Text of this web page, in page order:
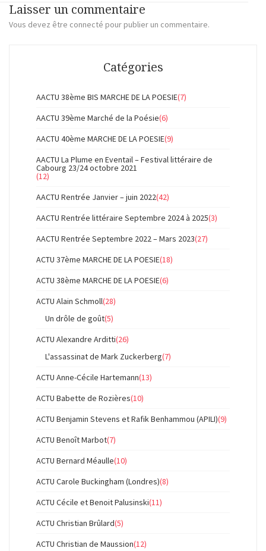
Laisser un commentaire
Vous devez être connecté pour publier un commentaire.
Catégories
AACTU 38ème BIS MARCHE DE LA POESIE(7)
AACTU 39ème Marché de la Poésie(6)
AACTU 40ème MARCHE DE LA POESIE(9)
AACTU La Plume en Eventail – Festival littéraire de
Cabourg 23/24 octobre 2021
(12)
AACTU Rentrée Janvier – juin 2022(42)
AACTU Rentrée littéraire Septembre 2024 à 2025(3)
AACTU Rentrée Septembre 2022 – Mars 2023(27)
ACTU 37ème MARCHE DE LA POESIE(18)
ACTU 38ème MARCHE DE LA POESIE(6)
ACTU Alain Schmoll(28)
Un drôle de goût(5)
ACTU Alexandre Arditti(26)
L'assassinat de Mark Zuckerberg(7)
ACTU Anne-Cécile Hartemann(13)
ACTU Babette de Rozières(10)
ACTU Benjamin Stevens et Rafik Benhammou (APILI)(9)
ACTU Benoît Marbot(7)
ACTU Bernard Méaulle(10)
ACTU Carole Buckingham (Londres)(8)
ACTU Cécile et Benoit Palusinski(11)
ACTU Christian Brûlard(5)
ACTU Christian de Maussion(12)